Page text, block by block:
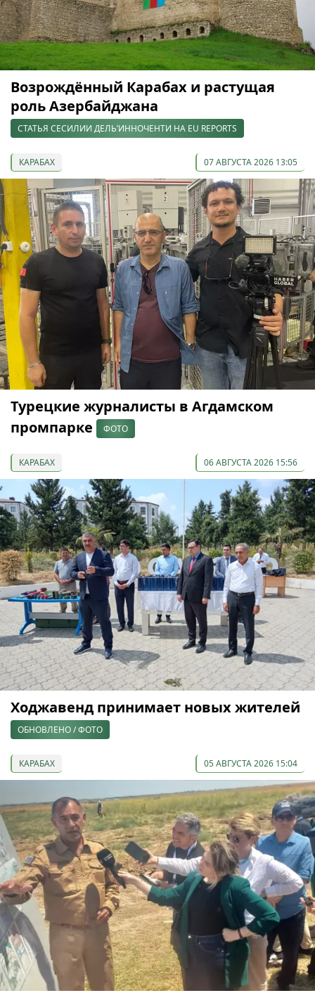
Возрождённый Карабах и растущая
роль Азербайджана
СТАТЬЯ СЕСИЛИИ ДЕЛЬ’ИННОЧЕНТИ НА EU REPORTS
КАРАБАХ 07 АВГУСТА 2026 13:05
Турецкие журналисты в Агдамском
промпарке
ФОТО
КАРАБАХ 06 АВГУСТА 2026 15:56
Ходжавенд принимает новых жителей
ОБНОВЛЕНО / ФОТО
КАРАБАХ 05 АВГУСТА 2026 15:04